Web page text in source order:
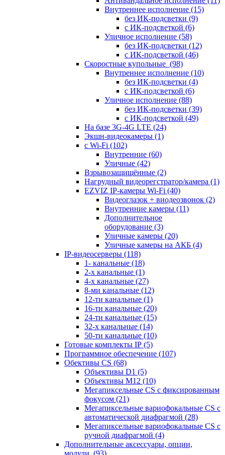
Внутреннее исполнение (15)
без ИК-подсветки (9)
с ИК-подсветкой (6)
Уличное исполнение (58)
без ИК-подсветки (12)
с ИК-подсветкой (46)
Скоростные купольные (98)
Внутреннее исполнение (10)
без ИК-подсветки (4)
с ИК-подсветкой (6)
Уличное исполнение (88)
без ИК-подсветки (39)
с ИК-подсветкой (49)
На базе 3G-4G LTE (24)
Экшн-видеокамеры (1)
с Wi-Fi (102)
Внутренние (60)
Уличные (42)
Взрывозащищённые (2)
Нагрудный видеорегстратор/камера (1)
EZVIZ IP-камеры Wi-Fi (40)
Видеоглазок + виодеозвонок (2)
Внутренние камеры (11)
Дополнительное
оборудование (3)
Уличные камеры (20)
Уличные камеры на АКБ (4)
IP-видеосерверы (118)
1- канальные (18)
2-х канальные (1)
4-х канальные (27)
8-ми канальные (12)
12-ти канальные (1)
16-ти канальные (20)
24-ти канальные (15)
32-х канальные (14)
50-ти канальные (10)
Готовые комплекты IP (5)
Программное обеспечение (107)
Обективы CS (68)
Объективы D1 (5)
Объективы M12 (10)
Мегапиксельные CS c фиксированным
фокусом (21)
Мегапиксельные вариофокальные CS c
автоматической диафрагмой (28)
Мегапиксельные вариофокальные CS c
ручной диафрагмой (4)
Дополнительные аксессуары, опции,
модули. (93)